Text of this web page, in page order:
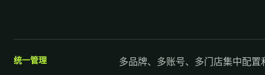
统一管理 多品牌、多账号、多门店集中配置